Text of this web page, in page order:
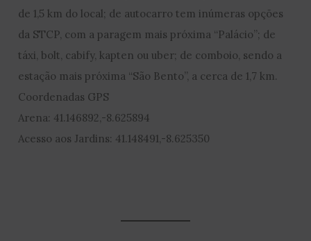
de 1,5 km do local; de autocarro tem inúmeras opções
da STCP, com a paragem mais próxima “Palácio”; de
táxi, bolt, cabify, kapten ou uber; de comboio, sendo a
estação mais próxima “São Bento”, a cerca de 1,7 km.
Coordenadas GPS
Arena: 41.146892,-8.625894
Acesso aos Jardins: 41.148491,-8.625350